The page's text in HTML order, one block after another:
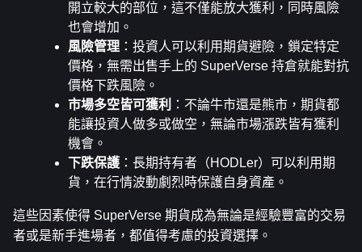
開立較大的部位，這不僅能放大獲利，同時風險
也會增加。
風險管理 ：投資人可以利用期貨避險，鎖定特定
價格，無需出售手上的 SuperVerse 持倉就能對抗
價格下跌風險。
市場多空皆可獲利
：不論牛市還是熊市，期貨都
能讓投資人做多或做空，無論市場漲跌皆有獲利
機會。
下跌保護 ：長期持有者（HODLer）可以利用期
貨，在行情波動劇烈時保護自身資產。
這些因素使得 SuperVerse 期貨成為無論是經驗豐富的交易
者或是新手進場者，都值得考慮的投資選擇。